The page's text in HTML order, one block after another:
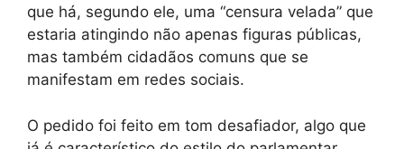
que há, segundo ele, uma “censura velada” que
estaria atingindo não apenas figuras públicas,
mas também cidadãos comuns que se
manifestam em redes sociais.
O pedido foi feito em tom desafiador, algo que